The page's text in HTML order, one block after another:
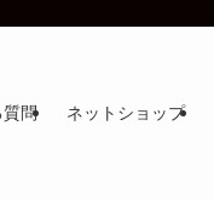
質問 ネットショップ